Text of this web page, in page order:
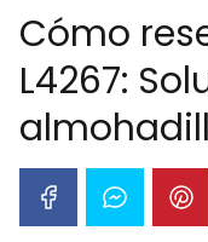
Cómo
L4267: